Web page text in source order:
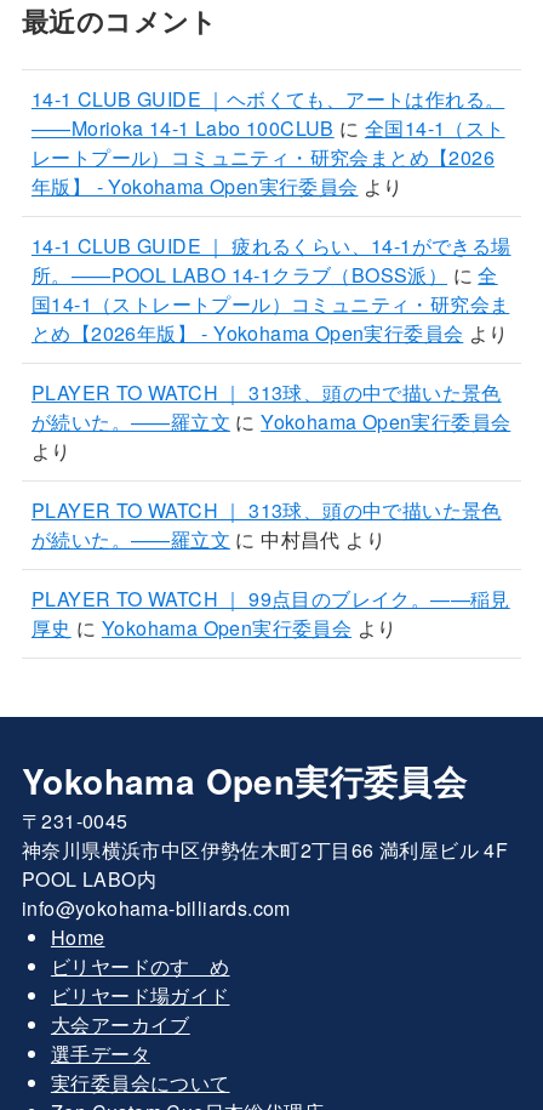
最近のコメント
14-1 CLUB GUIDE ｜ヘボくても、アートは作れる。
——Morioka 14-1 Labo 100CLUB に 全国14-1（スト
レートプール）コミュニティ・研究会まとめ【2026
年版】 - Yokohama Open実行委員会 より
14-1 CLUB GUIDE ｜ 疲れるくらい、14-1ができる場
所。——POOL LABO 14-1クラブ（BOSS派）
に全
国14-1（ストレートプール）コミュニティ・研究会ま
とめ【2026年版】 - Yokohama Open実行委員会 より
PLAYER TO WATCH ｜ 313球、頭の中で描いた景色
が続いた。——羅立文 にYokohama Open実行委員会
より
PLAYER TO WATCH ｜ 313球、頭の中で描いた景色
が続いた。——羅立文 に 中村昌代 より
PLAYER TO WATCH ｜ 99点目のブレイク。——稲見
厚史 に Yokohama Open実行委員会 より
Yokohama Open実行委員会
〒231-0045
神奈川県横浜市中区伊勢佐木町2丁目66 満利屋ビル 4F
POOL LABO内
info@yokohama-billiards.com
Home
ビリヤードのすゝめ
ビリヤード場ガイド
大会アーカイブ
選手データ
実行委員会について